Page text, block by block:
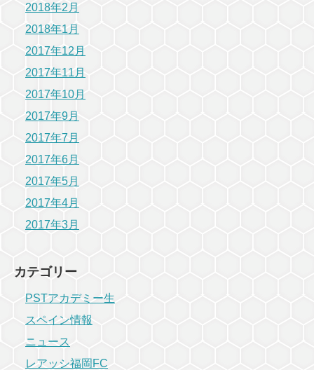
2018年2月
2018年1月
2017年12月
2017年11月
2017年10月
2017年9月
2017年7月
2017年6月
2017年5月
2017年4月
2017年3月
カテゴリー
PSTアカデミー生
スペイン情報
ニュース
レアッシ福岡FC